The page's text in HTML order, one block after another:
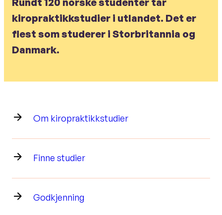
kiropraktikkstudier i utlandet. Det er
flest som studerer i Storbritannia og
Danmark.
Om kiropraktikkstudier
Finne studier
Godkjenning